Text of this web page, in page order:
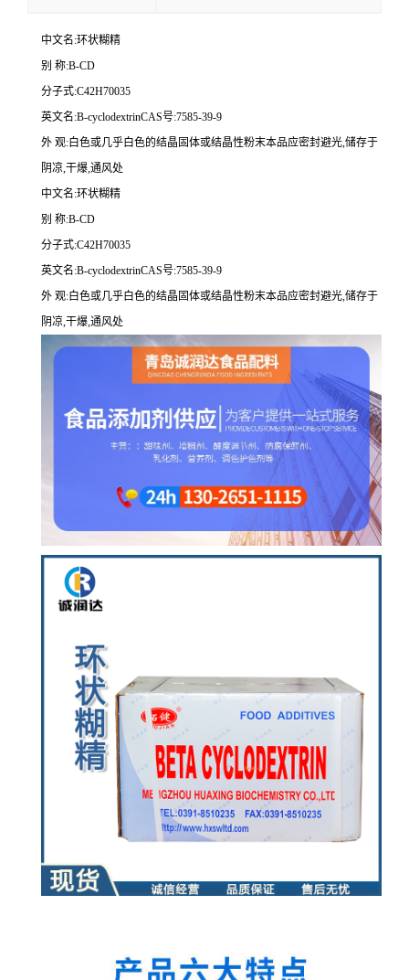
中文名:环状糊精
别 称:B-CD
分子式:C42H70035
英文名:B-cyclodextrinCAS号:7585-39-9
外 观:白色或几乎白色的结晶固体或结晶性粉末本品应密封避光,储存于
阴凉,干爆,通风处
中文名:环状糊精
别 称:B-CD
分子式:C42H70035
英文名:B-cyclodextrinCAS号:7585-39-9
外 观:白色或几乎白色的结晶固体或结晶性粉末本品应密封避光,储存于
阴凉,干爆,通风处